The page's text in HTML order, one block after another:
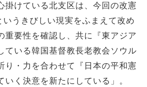
掛けている北支区は、今回の改憲
いうきびしい現実をふまえて改め
重要性を確認し、共に『東アジア
ている韓国基督教長老教会ソウル
り・力を合わせて『日本の平和憲
いく決意を新たにしている」。